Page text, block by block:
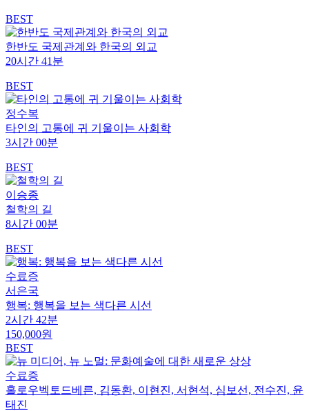
BEST
한반도 국제관계와 한국의 외교
20시간 41분
BEST
정수복
타인의 고통에 귀 기울이는 사회학
3시간 00분
BEST
이승종
철학의 길
8시간 00분
BEST
수료증
서은국
행복: 행복을 보는 색다른 시선
2시간 42분
150,000원
BEST
수료증
홀로우벡토드베른, 김동환, 이현진, 서현석, 심보선, 전수진, 윤
태진